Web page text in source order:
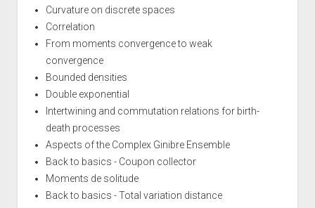
Curvature on discrete spaces
Correlation
From moments convergence to weak
convergence
Bounded densities
Double exponential
Intertwining and commutation relations for birth-
death processes
Aspects of the Complex Ginibre Ensemble
Back to basics - Coupon collector
Moments de solitude
Back to basics - Total variation distance